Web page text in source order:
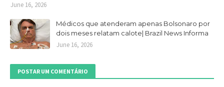
June 16, 2026
Médicos que atenderam apenas Bolsonaro por
dois meses relatam calote| Brazil News Informa
June 16, 2026
POSTAR UM COMENTÁRIO